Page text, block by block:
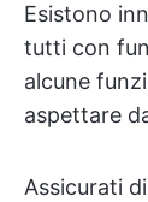
Esistono
tutti con
alcune
aspettare
Assicurati